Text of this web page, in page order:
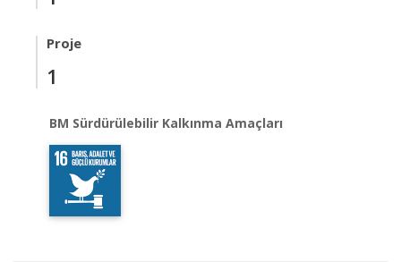
Proje
1
BM Sürdürülebilir Kalkınma Amaçları